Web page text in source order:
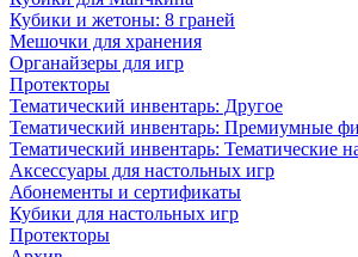
Кубики и жетоны: 8 граней
Мешочки для хранения
Органайзеры для игр
Протекторы
Тематический инвентарь: Другое
Тематический инвентарь: Премиумные
Тематический инвентарь: Тематические
Аксессуары для настольных игр
Абонементы и сертификаты
Кубики для настольных игр
Протекторы